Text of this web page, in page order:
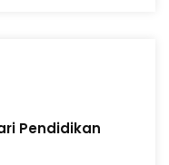
Pendidikan